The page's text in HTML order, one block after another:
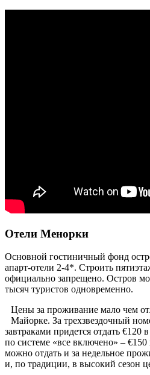
Отели Менорки
Основной гостиничный фонд
апарт-отели 2-4*. Строить
официально запрещено. Остров
тысяч туристов одновременно.
Цены за проживание мало чем
Майорке. За трехзвездочный
завтраками придется отдать €120
по системе «все включено» –
можно отдать и за недельное
и, по традиции, в высокий сезон